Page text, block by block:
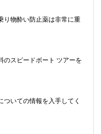
り物酔い防止薬は非常に重
のスピードボート ツアーを
ついての情報を入手してく